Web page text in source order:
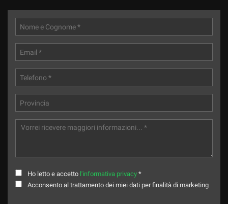
Ho letto e accetto l'informativa privacy *
Acconsento al trattamento dei miei dati per finalità di marketing